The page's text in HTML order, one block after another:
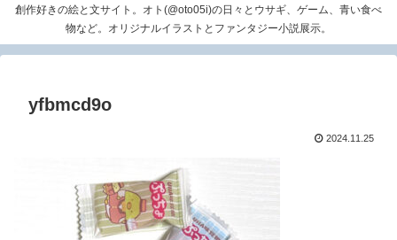
創作好きの絵と文サイト。オト(@oto05i)の日々とウサギ、ゲーム、青い食べ
物など。オリジナルイラストとファンタジー小説展示。
yfbmcd9o
2024.11.25